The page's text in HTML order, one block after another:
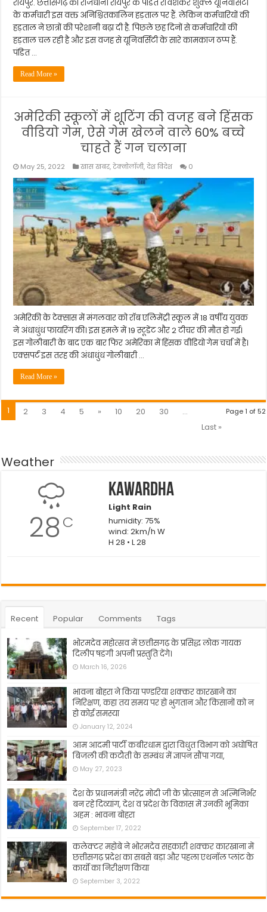
रायपुर. छत्तीसगढ़ की राजधानी रायपुर के पंडित रविशंकर शुक्ल यूनिवर्सिटी
के कर्मचारी इस वक्त अनिश्चितकालिन हड़ताल पर हैं. लेकिन कर्मचारियों की
हड़ताल ने छात्रों की परेशानी बढ़ा दी है. पिछले छह दिनों से कर्मचारियों की
हड़ताल चल रही है और इस वजह से यूनिवर्सिटी के सारे कामकाज ठप्प हैं.
पंडित …
Read More »
अमेरिकी स्कूलों में शूटिंग की वजह बने हिंसक
वीडियो गेम, ऐसे गेम खेलने वाले 60% बच्चे
चाहते हैं गन चलाना
May 25, 2022 खास खबर,टेक्नोलॉजी,देश विदेश 0
अमेरिकी के टेक्सास में मंगलवार को रॉब एलिमेंट्री स्कूल में 18 वर्षीय युवक
ने अंधाधुंध फायरिंग की। इस हमले में 19 स्टूडेंट और 2 टीचर की मौत हो गई।
इस गोलीबारी के बाद एक बार फिर अमेरिका में हिंसक वीडियो गेम चर्चा में है।
एक्सपर्ट इस तरह की अंधाधुंध गोलीबारी …
Read More »
Page 1 of 52
1 2 3 4 5 » 10 20 30
...
Last »
Weather
28 C
Kawardha
Light Rain
humidity: 75%
wind: 2km/h W
H 28 • L 28
Recent Popular Comments Tags
भोरमदेव महोत्सव में छत्तीसगढ़ के प्रसिद्ध लोक गायक
दिलीप षडंगी अपनी प्रस्तुति देंगे।
March 16, 2026
भावना बोहरा ने किया पण्डरिया शक्कर कारखाने का
निरिक्षण, कहा तय समय पर हो भुगतान और किसानों को न
हो कोई समस्या
January 12, 2024
आम आदमी पार्टी कबीरधाम द्वारा विधुत विभाग को अघोषित
बिजली की कटौती के सम्बंध में ज्ञापन सौंपा गया,
May 27, 2023
देश के प्रधानमंत्री नरेंद्र मोदी जी के प्रोत्साहन से अत्मिनिर्भर
बन रहे दिव्यांग, देश व प्रदेश के विकास में उनकी भूमिका
अहम : भावना बोहरा
September 17, 2022
कलेक्टर महोबे ने भोरमदेव सहकारी शक्कर कारखाना में
छत्तीसगढ़ प्रदेश का सबसे बड़ा और पहला एथनॉल प्लांट के
कार्यो का निरीक्षण किया
September 3, 2022